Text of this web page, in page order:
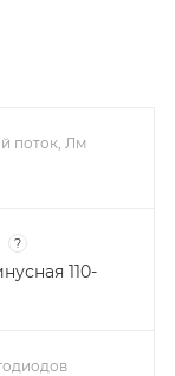
поток, Лм
?
110-